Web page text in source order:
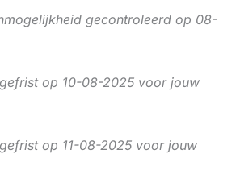
gecontroleerd op 08-
op 10-08-2025 voor jouw
op 11-08-2025 voor jouw